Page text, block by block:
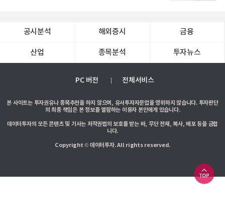
공시분석 해외증시 금융
산업 종목분석 투자뉴스
PC 버전 전체서비스
본 사이트는 투자권유나 종목추천을 하지 않으며, 유사투자자문업을 영위하지 않습니다. 투자판단
의 최종 책임은 본 정보를 열람하는 이용자 본인에게 있습니다.
데이터투자의 모든 콘텐츠 및 기사는 저작권법의 보호를 받는 바, 무단 전재, 복사, 배포 등을 금합
니다.
Copyright © 데이터투자. All rights reserved.